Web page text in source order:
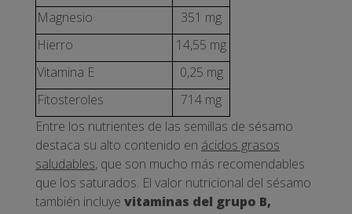
Magnesio
351 mg
Hierro
14,55 mg
Vitamina E
0,25 mg
Fitosteroles
714 mg
Entre los nutrientes de las semillas de sésamo
destaca su alto contenido en ácidos grasos
saludables, que son mucho más recomendables
que los saturados. El valor nutricional del sésamo
también incluye vitaminas del grupo B,